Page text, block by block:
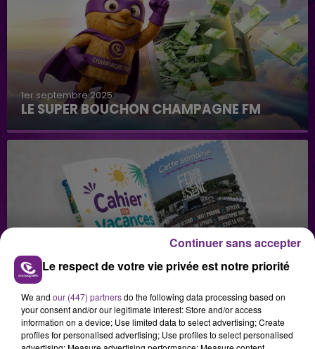
1er septembre 2025
LE SUPER BOUCHON CHAMPAGNE FM
29 juillet 2026
GAGNEZ VOS INVITATIONS VIP POUR LES
CONCERTS DE FOIRE EN SCÈNE 2026
Le respect de votre vie privée est notre priorité
We and our (447) partnersdo the following data processing based on
your consent and/or our legitimate interest: Store and/or access
information on a device; Use limited data to select advertising; Create
profiles for personalised advertising; Use profiles to select personalised
Continuer sans accepter